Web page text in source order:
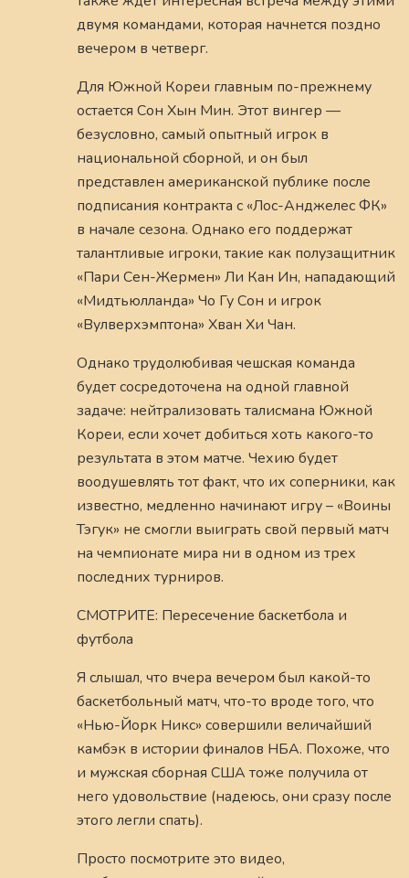
двумя командами, которая начнется поздно
вечером в четверг.
Для Южной Кореи главным по-прежнему
остается Сон Хын Мин. Этот вингер —
безусловно, самый опытный игрок в
национальной сборной, и он был
представлен американской публике после
подписания контракта с «Лос-Анджелес ФК»
в начале сезона. Однако его поддержат
талантливые игроки, такие как полузащитник
«Пари Сен-Жермен» Ли Кан Ин, нападающий
«Мидтьюлланда» Чо Гу Сон и игрок
«Вулверхэмптона» Хван Хи Чан.
Однако трудолюбивая чешская команда
будет сосредоточена на одной главной
задаче: нейтрализовать талисмана Южной
Кореи, если хочет добиться хоть какого-то
результата в этом матче. Чехию будет
воодушевлять тот факт, что их соперники, как
известно, медленно начинают игру – «Воины
Тэгук» не смогли выиграть свой первый матч
на чемпионате мира ни в одном из трех
последних турниров.
СМОТРИТЕ: Пересечение баскетбола и
футбола
Я слышал, что вчера вечером был какой-то
баскетбольный матч, что-то вроде того, что
«Нью-Йорк Никс» совершили величайший
камбэк в истории финалов НБА. Похоже, что
и мужская сборная США тоже получила от
него удовольствие (надеюсь, они сразу после
этого легли спать).
Просто посмотрите это видео,